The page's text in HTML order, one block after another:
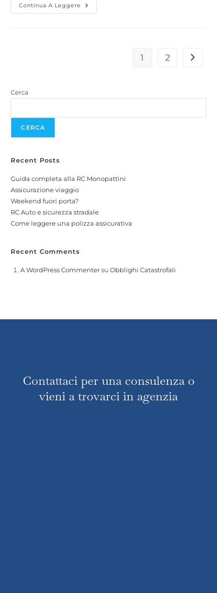
Continua A Leggere
1 2
Cerca
CERCA
Recent Posts
Guida completa alla RC Monopattini
Assicurazione viaggio
Weekend fuori porta?
RC Auto e sicurezza stradale
Come leggere una polizza assicurativa
Recent Comments
A WordPress CommentersuObblighi Catastrofali
Contattaci per una consulenza o
vieni a trovarci in agenzia